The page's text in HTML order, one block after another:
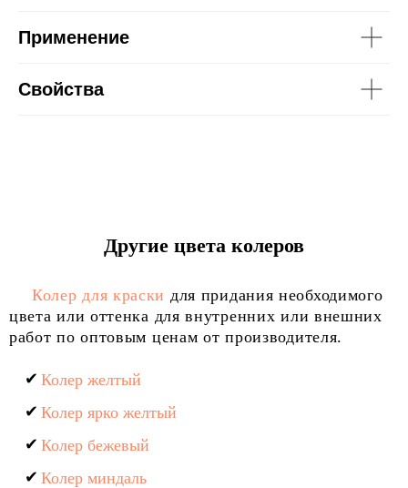
Применение
Свойства
Другие цвета колеров
Колер для краски для придания необходимого
цвета или оттенка для внутренних или внешних
работ по оптовым ценам от производителя.
Колер желтый
Колер ярко желтый
Колер бежевый
Колер миндаль